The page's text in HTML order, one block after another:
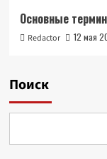
Основные
Redactor 12 мая
Поиск